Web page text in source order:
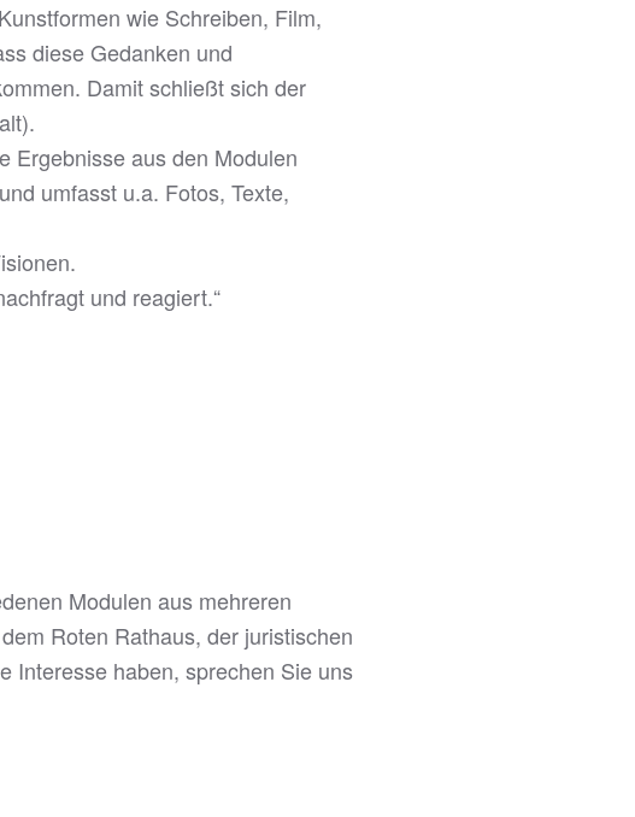
wie Schreiben, Film,
diese Gedanken und
Damit schließt sich der
Ergebnisse aus den Modulen
umfasst u.a. Fotos, Texte,
und reagiert.“
Modulen aus mehreren
Roten Rathaus, der juristischen
Interesse haben, sprechen Sie uns